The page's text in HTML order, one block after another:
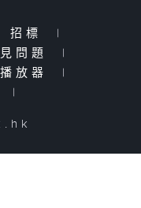
招標
|
問題
|
放器
|
|